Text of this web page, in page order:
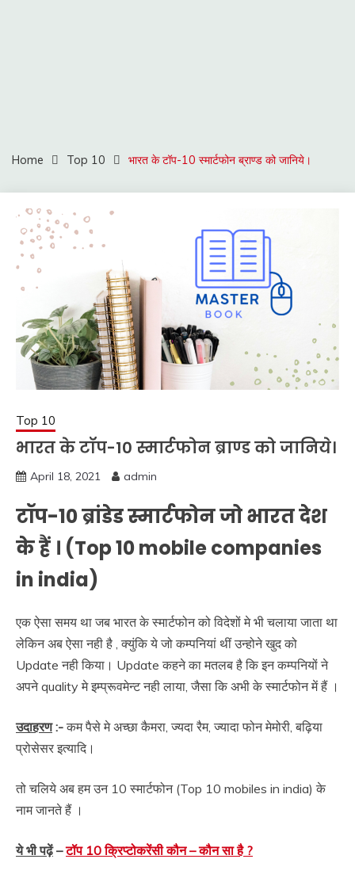
Home Top 10 भारत के टॉप-10 स्मार्टफोन ब्राण्ड को जानिये।
Top 10
भारत के टॉप-10 स्मार्टफोन ब्राण्ड को जानिये।
April 18, 2021 admin
टॉप-10 ब्रांडेड स्मार्टफोन जो भारत देश
के हैं । (Top 10 mobile companies
in india)
एक ऐसा समय था जब भारत के स्मार्टफोन को विदेशों मे भी चलाया जाता था
लेकिन अब ऐसा नही है , क्युंकि ये जो कम्पनियां थीं उन्होने खुद को
Update नही किया। Update कहने का मतलब है कि इन कम्पनियों ने
अपने quality मे इम्प्रूवमेन्ट नही लाया, जैसा कि अभी के स्मार्टफोन में हैं ।
उदाहरण:-कम पैसे मे अच्छा कैमरा, ज्यदा रैम, ज्यादा फोन मेमोरी, बढ़िया
प्रोसेसर इत्यादि।
तो चलिये अब हम उन 10 स्मार्टफोन (Top 10 mobiles in india) के
नाम जानते हैं ।
ये भी पढ़ें– टॉप 10 क्रिप्टोकरेंसी कौन – कौन सा है ?